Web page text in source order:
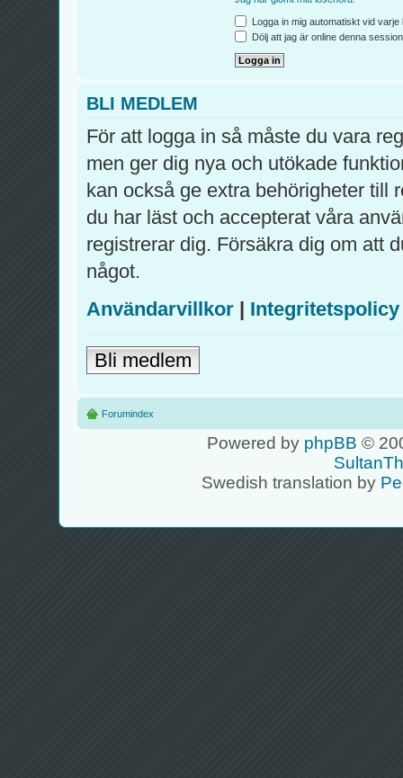
Logga in mig automatiskt vid varje
Dölj att jag är online denna
BLI MEDLEM
För att logga in så måste du vara
men ger dig nya och utökade
kan också ge extra behörigheter till
du har läst och accepterat våra
registrerar dig. Försäkra dig om att
något.
Användarvillkor | Integritetspolicy
Bli medlem
Forumindex
Powered by phpBB ©
Swedish translation by